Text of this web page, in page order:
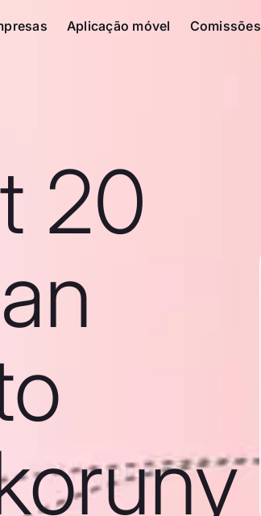
Aplicação móvel Comissões
20